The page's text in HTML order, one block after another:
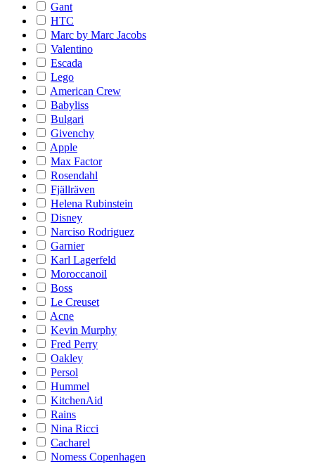
Gant
HTC
Marc by Marc Jacobs
Valentino
Escada
Lego
American Crew
Babyliss
Bulgari
Givenchy
Apple
Max Factor
Rosendahl
Fjällräven
Helena Rubinstein
Disney
Narciso Rodriguez
Garnier
Karl Lagerfeld
Moroccanoil
Boss
Le Creuset
Acne
Kevin Murphy
Fred Perry
Oakley
Persol
Hummel
KitchenAid
Rains
Nina Ricci
Cacharel
Nomess Copenhagen